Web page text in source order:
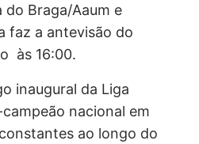
Braga/Aaum e
faz a antevisão do
às 16:00.
inaugural da Liga
nacional em
ao longo do